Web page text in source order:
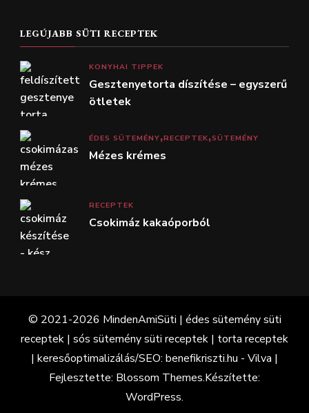
LEGÚJABB SÜTI RECEPTEK
KONYHAI TIPPEK
Gesztenyetorta díszítése – egyszerű
ötletek
ÉDES SÜTEMÉNY RECEPTEK SÜTEMÉNY
Mézes krémes
RECEPTEK
Csokimáz kakaóporból
© 2021-2026 MindenAmiSüti | édes sütemény süti
receptek | sós sütemény süti receptek | torta receptek
| keresőoptimalizálás/SEO: benefikriszti.hu - Vilva |
Fejlesztette: Blossom Themes.Készítette:
WordPress.